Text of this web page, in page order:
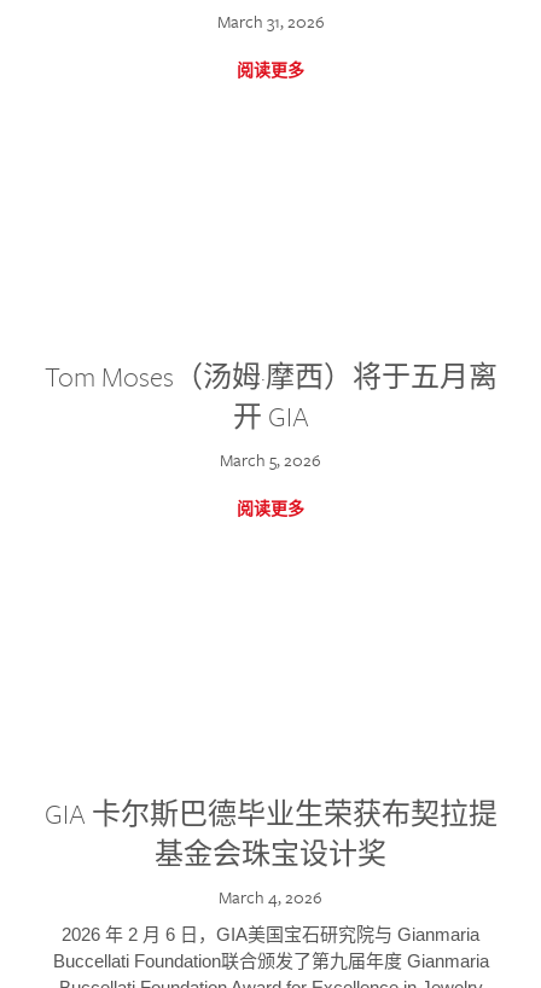
March 31, 2026
阅读更多
Tom Moses（汤姆·摩西）将于五月离
开 GIA
March 5, 2026
阅读更多
GIA 卡尔斯巴德毕业生荣获布契拉提
基金会珠宝设计奖
March 4, 2026
2026 年 2 月 6 日，GIA美国宝石研究院与 Gianmaria
Buccellati Foundation联合颁发了第九届年度 Gianmaria